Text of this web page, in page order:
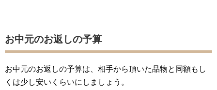
お中元のお返しの予算
お中元のお返しの予算は、相手から頂いた品物と同額もし
くは少し安いくらいにしましょう。